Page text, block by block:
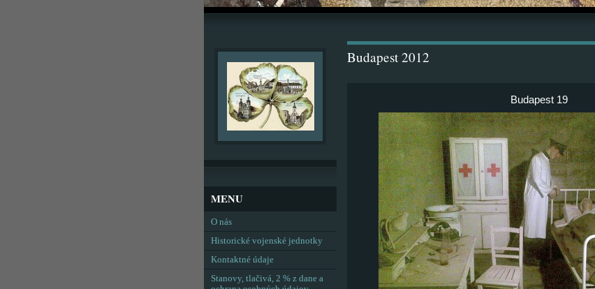
Budapest 2012
Budapest 19
MENU
O nás
Historické vojenské jednotky
Kontaktné údaje
Stanovy, tlačivá, 2 % z dane a